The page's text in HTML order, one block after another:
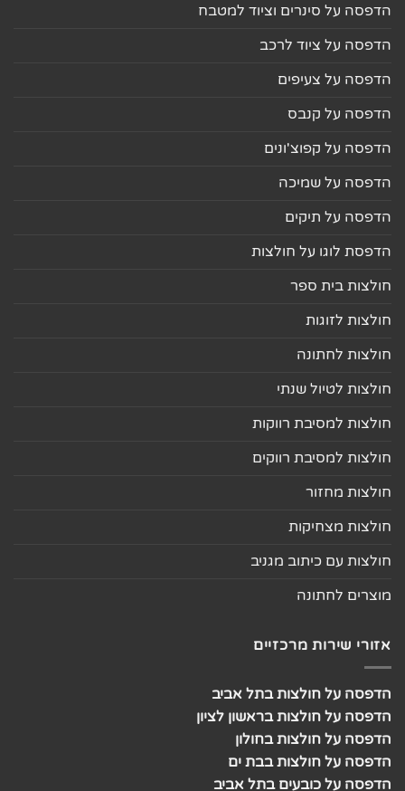
הדפסה על סינרים וציוד למטבח
הדפסה על ציוד לרכב
הדפסה על צעיפים
הדפסה על קנבס
הדפסה על קפוצ'ונים
הדפסה על שמיכה
הדפסה על תיקים
הדפסת לוגו על חולצות
חולצות בית ספר
חולצות לזוגות
חולצות לחתונה
חולצות לטיול שנתי
חולצות למסיבת רווקות
חולצות למסיבת רווקים
חולצות מחזור
חולצות מצחיקות
חולצות עם כיתוב מגניב
מוצרים לחתונה
אזורי שירות מרכזיים
הדפסה על חולצות בתל אביב
הדפסה על חולצות בראשון לציון
הדפסה על חולצות בחולון
הדפסה על חולצות בבת ים
הדפסה על כובעים בתל אביב